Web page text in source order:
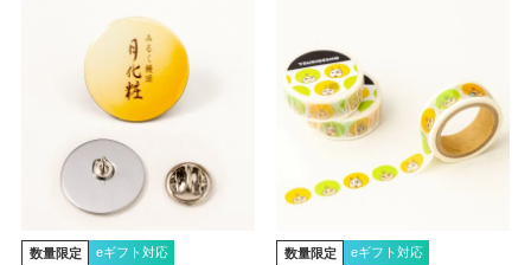
数量限定 eギフト対応 数量限定 eギフト対応